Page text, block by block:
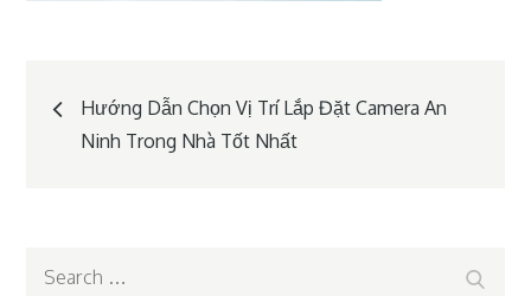
Post
navigation
Hướng Dẫn Chọn Vị Trí Lắp Đặt Camera An
Ninh Trong Nhà Tốt Nhất
Search